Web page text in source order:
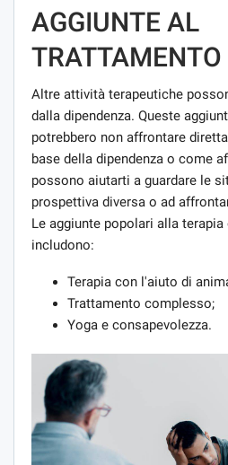
AGGIUNTE AL
TRATTAMENTO
Altre attività terapeutiche
dalla dipendenza. Queste
potrebbero non affrontare
base della dipendenza o come
possono aiutarti a guardare le
prospettiva diversa o ad
Le aggiunte popolari alla
includono:
Terapia con l'aiuto di
Trattamento complesso;
Yoga e consapevolezza.